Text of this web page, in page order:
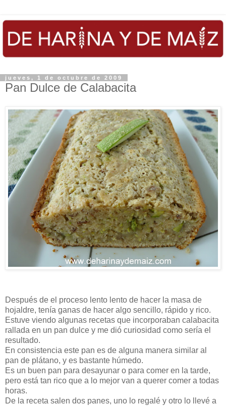
jueves, 1 de octubre de 2009
Pan Dulce de Calabacita
Después de el proceso lento lento de hacer la masa de
hojaldre, tenía ganas de hacer algo sencillo, rápido y rico.
Estuve viendo algunas recetas que incorporaban calabacita
rallada en un pan dulce y me dió curiosidad como sería el
resultado.
En consistencia este pan es de alguna manera similar al
pan de plátano, y es bastante húmedo.
Es un buen pan para desayunar o para comer en la tarde,
pero está tan rico que a lo mejor van a querer comer a todas
horas.
De la receta salen dos panes, uno lo regalé y otro lo llevé a